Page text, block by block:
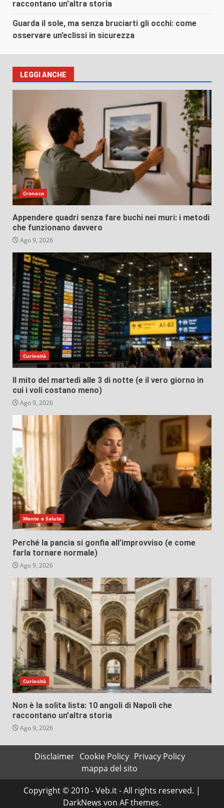
raccontano un’altra storia
Guarda il sole, ma senza bruciarti gli occhi: come
osservare un’eclissi in sicurezza
LEGGI ANCHE
Cronaca
Appendere quadri senza fare buchi nei muri: i metodi
che funzionano davvero
Ago 9, 2026
Curiosità
Il mito del martedì alle 3 di notte (e il vero giorno in
cui i voli costano meno)
Ago 9, 2026
Mente e Salute
Perché la pancia si gonfia all’improvviso (e come
farla tornare normale)
Ago 9, 2026
Curiosità
Non è la solita lista: 10 angoli di Napoli che
raccontano un’altra storia
Ago 9, 2026
Disclaimer Cookie Policy Privacy Policy
mappa del sito
Copyright © 2010 - Veb.it - All rights reserved. |
DarkNews von AF themes.